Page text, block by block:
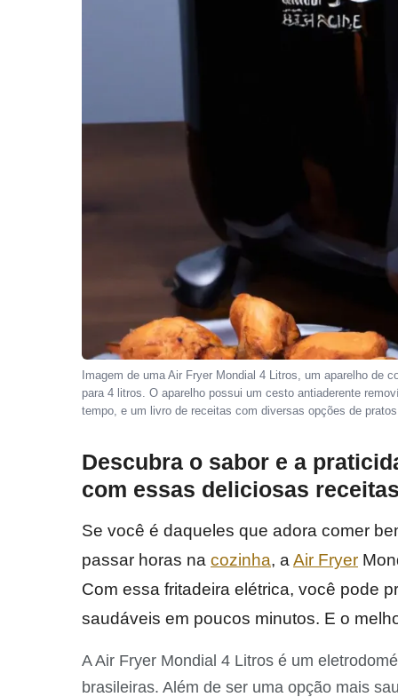
Imagem de uma Air Fryer Mondial 4 Litros, um aparelho de
para 4 litros. O aparelho possui um cesto antiaderente
tempo, e um livro de receitas com diversas opções de
Descubra o sabor e a
com essas deliciosas
Se você é daqueles que adora comer
passar horas na cozinha, a Air Fryer
Com essa fritadeira elétrica, você pode
saudáveis em poucos minutos. E o
A Air Fryer Mondial 4 Litros é um
brasileiras. Além de ser uma opção mais